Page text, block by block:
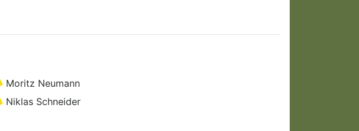
Moritz Neumann
Niklas Schneider